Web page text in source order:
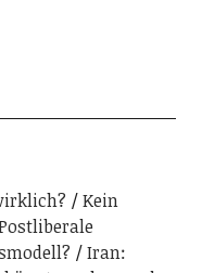
Kein
Iran: